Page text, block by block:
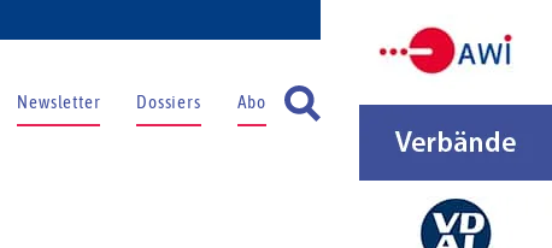
Newsletter Dossiers Abo